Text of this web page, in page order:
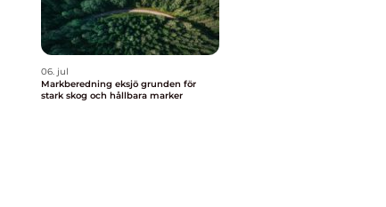
06. jul
Markberedning eksjö grunden för
stark skog och hållbara marker